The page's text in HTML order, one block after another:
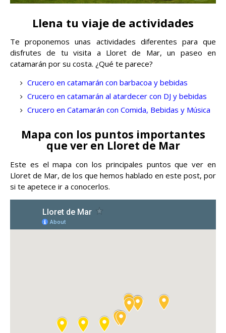
Llena tu viaje de actividades
Te proponemos unas actividades diferentes para que
disfrutes de tu visita a Lloret de Mar, un paseo en
catamarán por su costa. ¿Qué te parece?
Crucero en catamarán con barbacoa y bebidas
Crucero en catamarán al atardecer con DJ y bebidas
Crucero en Catamarán con Comida, Bebidas y Música
Mapa con los puntos importantes
que ver en Lloret de Mar
Este es el mapa con los principales puntos que ver en
Lloret de Mar, de los que hemos hablado en este post, por
si te apetece ir a conocerlos.